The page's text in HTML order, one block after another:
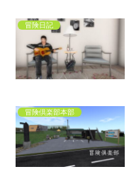
冒険日記
冒険倶楽部本部